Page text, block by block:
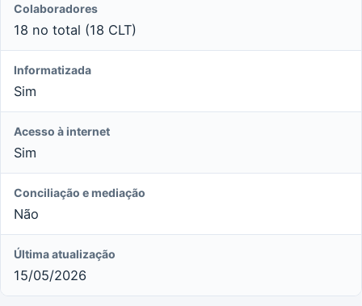
Colaboradores
18 no total (18 CLT)
Informatizada
Sim
Acesso à internet
Sim
Conciliação e mediação
Não
Última atualização
15/05/2026